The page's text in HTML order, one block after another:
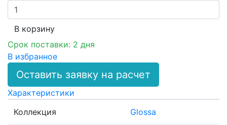
В корзинy
Срок поставки: 2 дня
В избранное
Оставить заявку на расчет
Характеристики
Коллекция
Glossa